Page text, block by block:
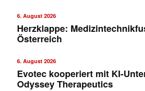
6. August 2026
Herzklappe:
Österreich
6. August 2026
Evotec kooperiert mit KI-
Odyssey Therapeutics